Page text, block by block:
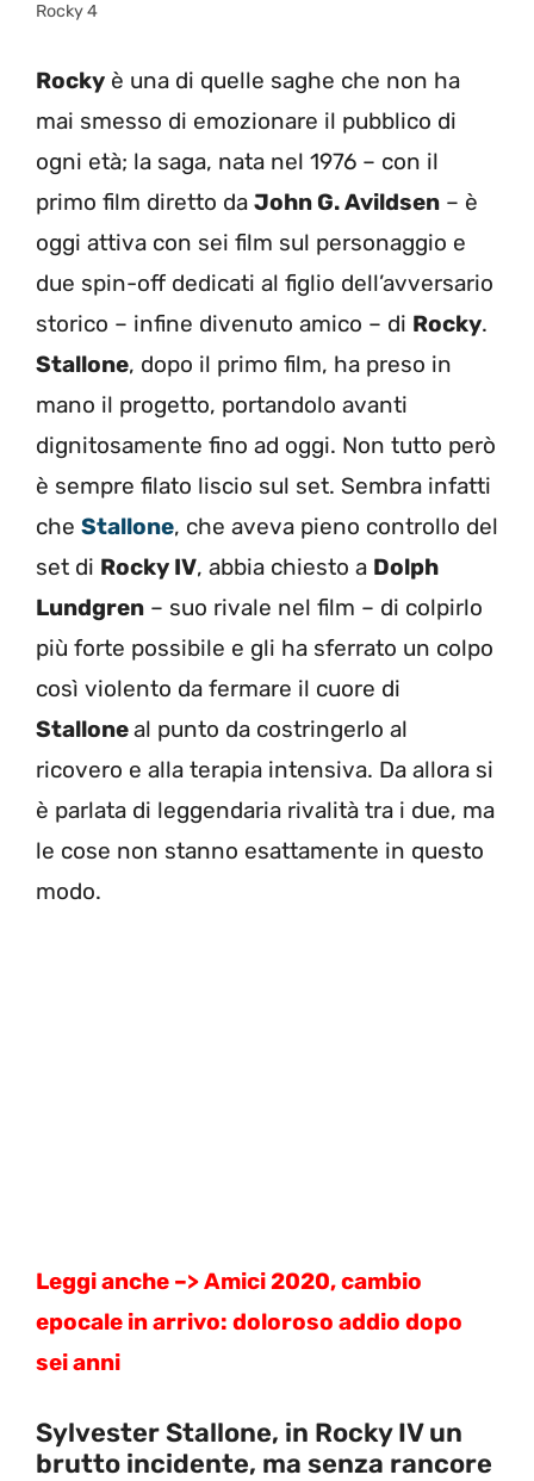
Rocky 4
Rocky è una di quelle saghe che non ha
mai smesso di emozionare il pubblico di
ogni età; la saga, nata nel 1976 – con il
primo film diretto da John G. Avildsen – è
oggi attiva con sei film sul personaggio e
due spin-off dedicati al figlio dell’avversario
storico – infine divenuto amico – di Rocky.
Stallone, dopo il primo film, ha preso in
mano il progetto, portandolo avanti
dignitosamente fino ad oggi. Non tutto però
è sempre filato liscio sul set. Sembra infatti
che Stallone, che aveva pieno controllo del
set di Rocky IV, abbia chiesto a Dolph
Lundgren – suo rivale nel film – di colpirlo
più forte possibile e gli ha sferrato un colpo
così violento da fermare il cuore di
Stalloneal punto da costringerlo al
ricovero e alla terapia intensiva. Da allora si
è parlata di leggendaria rivalità tra i due, ma
le cose non stanno esattamente in questo
modo.
Leggi anche –> Amici 2020, cambio
epocale in arrivo: doloroso addio dopo
sei anni
Sylvester Stallone, in Rocky IV un
brutto incidente, ma senza rancore